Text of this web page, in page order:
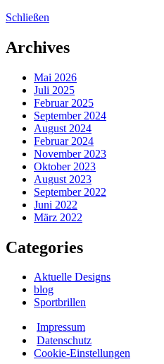
Schließen
Archives
Mai 2026
Juli 2025
Februar 2025
September 2024
August 2024
Februar 2024
November 2023
Oktober 2023
August 2023
September 2022
Juni 2022
März 2022
Categories
Aktuelle Designs
blog
Sportbrillen
Impressum
Datenschutz
Cookie-Einstellungen